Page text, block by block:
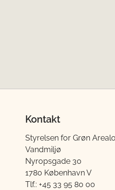
Kontakt
Styrelsen for Grøn
Vandmiljø
Nyropsgade 30
1780 København V
Tlf.: +45 33 95 80 00